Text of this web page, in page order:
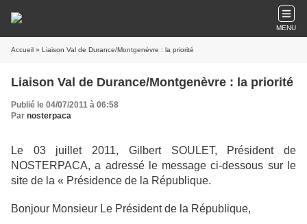
MENU
Accueil » Liaison Val de Durance/Montgenèvre : la priorité
Liaison Val de Durance/Montgenèvre : la priorité
Publié le 04/07/2011 à 06:58
Par nosterpaca
Le 03 juillet 2011, Gilbert SOULET, Président de
NOSTERPACA, a adressé le message ci-dessous sur le
site de la « Présidence de la République.
Bonjour Monsieur Le Président de la République,